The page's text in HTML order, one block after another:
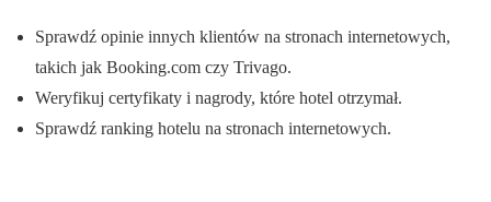
Sprawdź opinie innych klientów na stronach internetowych,
takich jak Booking.com czy Trivago.
Weryfikuj certyfikaty i nagrody, które hotel otrzymał.
Sprawdź ranking hotelu na stronach internetowych.